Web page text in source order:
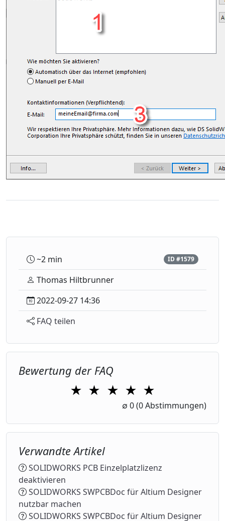
~2 min ID #1579
Thomas Hiltbrunner
2022-09-27 14:36
FAQ teilen
Bewertung der FAQ
★ ★
2 Stars
★
3 Stars
★
4 Stars
★
5 Stars
∅ 0(0 Abstimmungen)
Verwandte Artikel
SOLIDWORKS PCB Einzelplatzlizenz
deaktivieren
SOLIDWORKS SWPCBDoc für Altium Designer
nutzbar machen
SOLIDWORKS SWPCBDoc für Altium Designer